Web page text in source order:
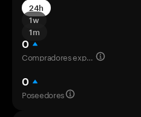
24h
1w
1m
0
Compradores experimentados
0
Poseedores